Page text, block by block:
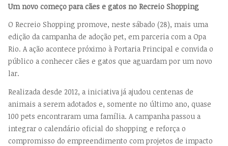
Um novo começo para cães e gatos no Recreio Shopping
O Recreio Shopping promove, neste sábado (28), mais uma
edição da campanha de adoção pet, em parceria com a Opa
Rio. A ação acontece próximo à Portaria Principal e convida o
público a conhecer cães e gatos que aguardam por um novo
lar.
Realizada desde 2012, a iniciativa já ajudou centenas de
animais a serem adotados e, somente no último ano, quase
100 pets encontraram uma família. A campanha passou a
integrar o calendário oficial do shopping e reforça o
compromisso do empreendimento com projetos de impacto